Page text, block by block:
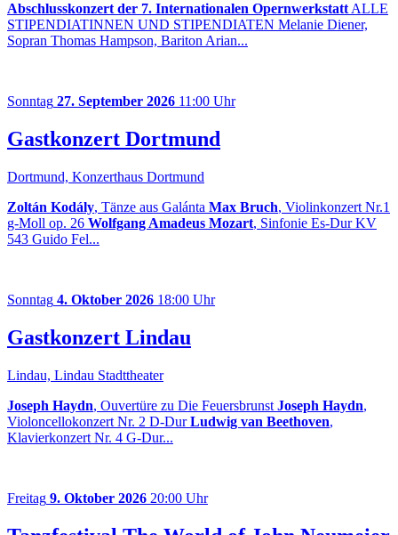
Abschlusskonzert der 7. Internationalen OpernwerkstattALLE
STIPENDIATINNEN UND STIPENDIATEN Melanie Diener,
Sopran Thomas Hampson, Bariton Arian...
Sonntag 27. September 2026 11:00 Uhr
Gastkonzert Dortmund
Dortmund, Konzerthaus Dortmund
Zoltán Kodály, Tänze aus Galánta Max Bruch, Violinkonzert Nr.1
g-Moll op. 26 Wolfgang Amadeus Mozart, Sinfonie Es-Dur KV
543 Guido Fel...
Sonntag 4. Oktober 2026 18:00 Uhr
Gastkonzert Lindau
Lindau, Lindau Stadttheater
Joseph Haydn, Ouvertüre zu Die Feuersbrunst Joseph Haydn,
Violoncellokonzert Nr. 2 D-DurLudwig van Beethoven,
Klavierkonzert Nr. 4 G-Dur...
Freitag 9. Oktober 2026 20:00 Uhr